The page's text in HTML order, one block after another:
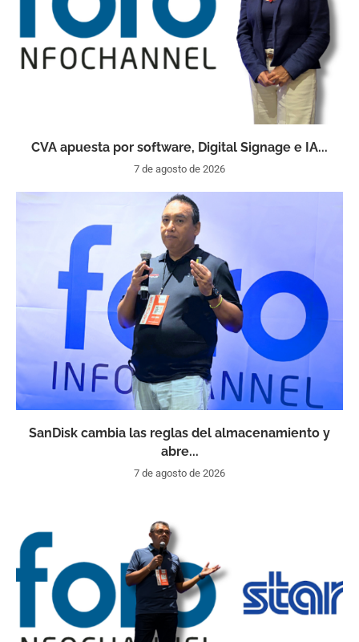
CVA apuesta por software, Digital Signage e IA...
7 de agosto de 2026
SanDisk cambia las reglas del almacenamiento y
abre...
7 de agosto de 2026